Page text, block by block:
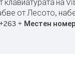
на
от Лесото,
+263 + Местен номер